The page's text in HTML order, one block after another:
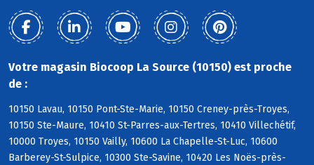
Votre magasin Biocoop La Source (10150) est proche
de :
10150 Lavau, 10150 Pont-Ste-Marie, 10150 Creney-près-Troyes,
10150 Ste-Maure, 10410 St-Parres-aux-Tertres, 10410 Villechétif,
10000 Troyes, 10150 Vailly, 10600 La Chapelle-St-Luc, 10600
Barberey-St-Sulpice, 10300 Ste-Savine, 10420 Les Noës-près-